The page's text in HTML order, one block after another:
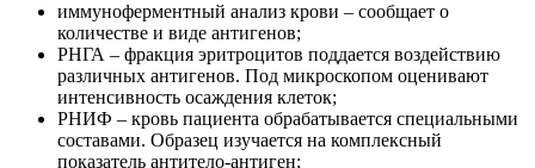
иммуноферментный анализ крови – сообщает о
количестве и виде антигенов;
РНГА – фракция эритроцитов поддается воздействию
различных антигенов. Под микроскопом оценивают
интенсивность осаждения клеток;
РНИФ – кровь пациента обрабатывается специальными
составами. Образец изучается на комплексный
показатель антитело-антиген;